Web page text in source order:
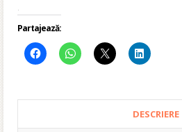
Partajează:
DESCRIERE